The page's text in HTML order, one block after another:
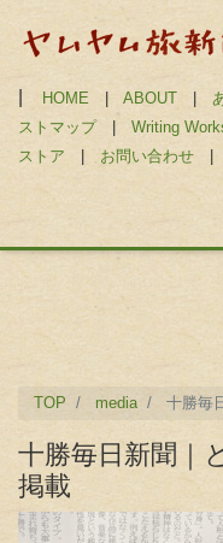
HOME | ABOUT |
ストマップ| Writing
ストア | お問い合わせ |
TOP media 十勝毎
十勝毎日新聞｜
掲載